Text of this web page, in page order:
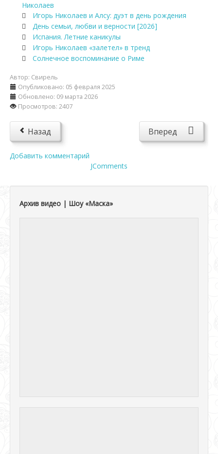
Николаев
Игорь Николаев и Алсу: дуэт в день рождения
День семьи, любви и верности [2026]
Испания. Летние каникулы
Игорь Николаев «залетел» в тренд
Солнечное воспоминание о Риме
Автор: Свирель
Опубликовано: 05 февраля 2025
Обновлено: 09 марта 2026
Просмотров: 2407
Назад Вперед
Добавить комментарий
JComments
Архив видео | Шоу «Маска»